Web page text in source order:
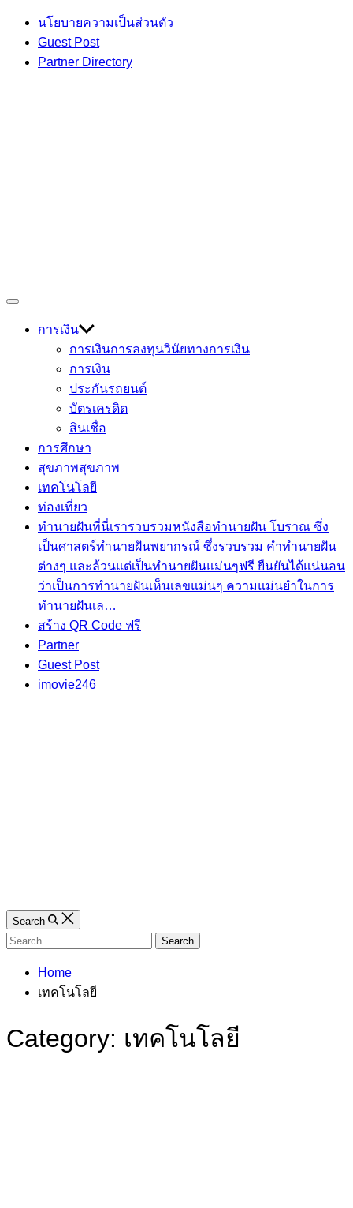
Skip
content
นโยบายความเป็นส่วนตัว
Guest Post
Partner Directory
Devmage
เกร็ดความรู้ เรื่องราวที่น่าสนใจ
Off
การเงิน
การเงินการลงทุนวินัยทางการเงิน
การเงิน
ประกันรถยนต์
บัตรเครดิต
สินเชื่อ
การศึกษา
สุขภาพสุขภาพ
เทคโนโลยี
ท่องเที่ยว
ทำนายฝันที่นี่เรารวบรวมหนังสือทำนายฝัน โบราณ ซึ่ง
เป็นศาสตร์ทำนายฝันพยากรณ์ ซึ่งรวบรวม คำทํานายฝัน
ต่างๆ และล้วนแต่เป็นทํานายฝันแม่นๆฟรี ยืนยันได้แน่นอน
ว่าเป็นการทำนายฝันเห็นเลขแม่นๆ ความแม่นยำในการ
ทํานายฝันเล…
สร้าง QR Code ฟรี
Partner
Guest Post
imovie246
Search
Search
Home
เทคโนโลยี
Category: เทคโนโลยี